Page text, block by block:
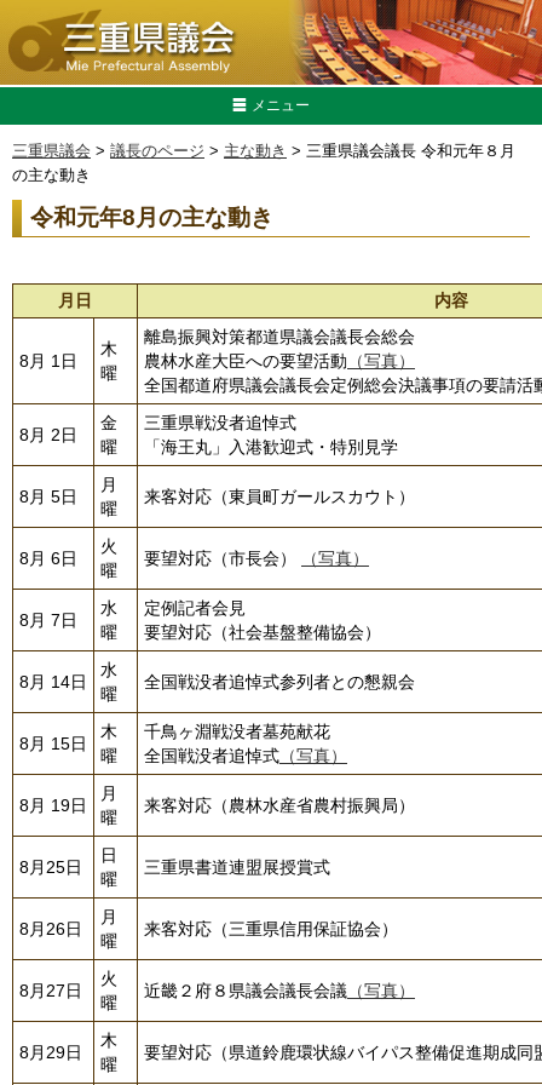
メニュー
三重県議会 > 議長のページ > 主な動き > 三重県議会議長 令和元年８月
の主な動き
令和元年8月の主な動き
月日 内容
8月 1日
木
曜
離島振興対策都道県議会議長会総会
農林水産大臣への要望活動 （写真）
全国都道府県議会議長会定例総会決議事項の要請活
8月 2日
金
曜
三重県戦没者追悼式
「海王丸」入港歓迎式・特別見学
8月 5日
月
曜
来客対応（東員町ガールスカウト）
8月 6日
火
曜
要望対応（市長会） （写真）
8月 7日
水
曜
定例記者会見
要望対応（社会基盤整備協会）
8月 14日
水
曜
全国戦没者追悼式参列者との懇親会
8月 15日
木
曜
千鳥ヶ淵戦没者墓苑献花
全国戦没者追悼式 （写真）
8月 19日
月
曜
来客対応（農林水産省農村振興局）
8月25日
日
曜
三重県書道連盟展授賞式
8月26日
月
曜
来客対応（三重県信用保証協会）
8月27日
火
曜
近畿２府８県議会議長会議 （写真）
8月29日
木
曜
要望対応（県道鈴鹿環状線バイパス整備促進期成同